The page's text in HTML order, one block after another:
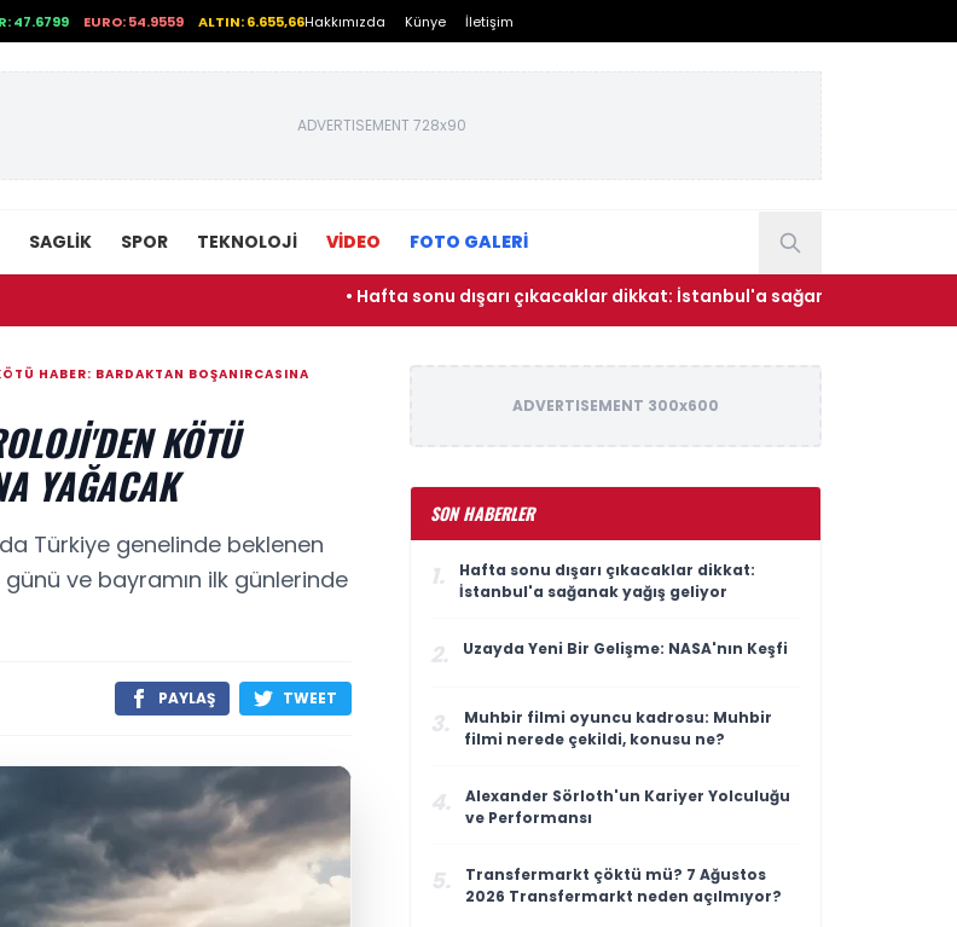
47.6799 EURO: 54.9559 ALTIN: 6.655,66Hakkımızda Künye İletişim
ADVERTISEMENT 728x90
SAGLIK SPOR TEKNOLOJI VİDEO FOTO GALERİ
• Hafta sonu dışarı çıkacaklar dikkat: İstanbul'a sağanak yağış geliyor
HABER: BARDAKTAN BOŞANIRCASINA
KÖTÜ
YAĞACAK
Türkiye genelinde beklenen
ve bayramın ilk günlerinde
PAYLAŞ TWEET
ADVERTISEMENT 300x600
SON HABERLER
1.
Hafta sonu dışarı çıkacaklar dikkat:
İstanbul'a sağanak yağış geliyor
2. Uzayda Yeni Bir Gelişme: NASA'nın Keşfi
3.
Muhbir filmi oyuncu kadrosu: Muhbir
filmi nerede çekildi, konusu ne?
4.
Alexander Sörloth'un Kariyer Yolculuğu
ve Performansı
5.
Transfermarkt çöktü mü? 7 Ağustos
2026 Transfermarkt neden açılmıyor?